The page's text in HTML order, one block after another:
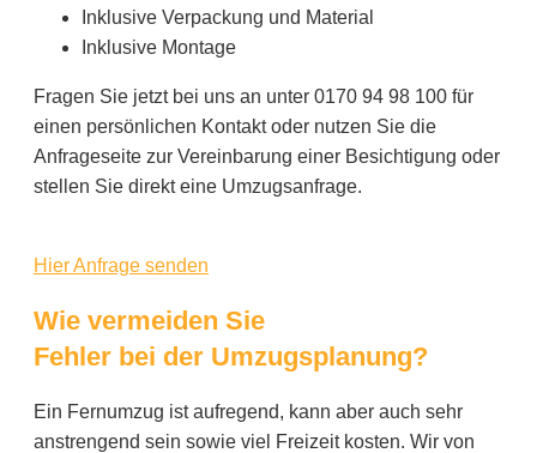
Inklusive Verpackung und Material
Inklusive Montage
Fragen Sie jetzt bei uns an unter 0170 94 98 100 für
einen persönlichen Kontakt oder nutzen Sie die
Anfrageseite zur Vereinbarung einer Besichtigung oder
stellen Sie direkt eine Umzugsanfrage.
Hier Anfrage senden
Wie vermeiden Sie
Fehler bei der Umzugsplanung?
Ein Fernumzug ist aufregend, kann aber auch sehr
anstrengend sein sowie viel Freizeit kosten. Wir von